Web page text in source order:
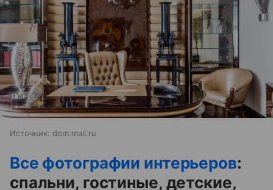
Источник: dom.mail.ru
Все фотографии интерьеров:
спальни, гостиные, детские,